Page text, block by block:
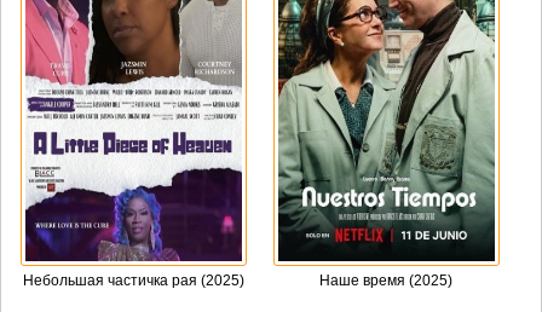
Небольшая частичка рая (2025) Наше время (2025)